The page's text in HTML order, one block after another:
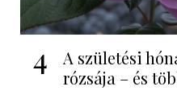
4
A születési
rózsája – és